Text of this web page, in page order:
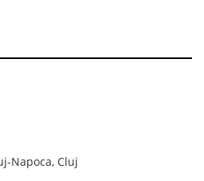
Napoca, Cluj